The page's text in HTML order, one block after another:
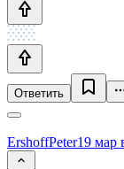
Ответить
ErshoffPeter19 мар